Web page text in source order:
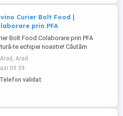
Curier Bolt Food |
prin PFA
Bolt Food Colaborare prin PFA
te echipei noastre! Căutăm
serioase care doresc să
ca curieri Bolt Food, exclusiv
PFA. Dacă îți dorești un program
și o colaborare transparentă, te
Arad, Arad
azi 09:39
Telefon validat